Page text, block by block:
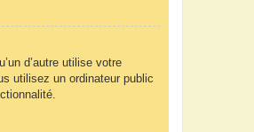
d’autre utilise votre
utilisez un ordinateur public